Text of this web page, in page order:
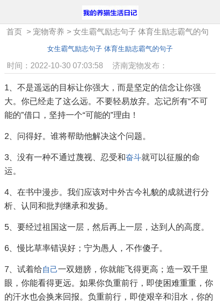
首页 > 宠物寄养 >女生霸气励志句子 体育生励志霸气的句
女生霸气励志句子 体育生励志霸气的句子
时间：2022-10-30 07:03:58 济南宠物发布：
1、不是遥远的目标让你强大，而是坚定的信念让你强
大。你已经走了这么远。不要轻易放弃。忘记所有“不可
能的”借口，坚持一个“可能的”理由！
2、问得好。谁将帮助他解决这个问题。
3、没有一种不通过蔑视、忍受和奋斗就可以征服的命
运。
4、在书中漫步。我们应该对中外古今礼貌的成就进行分
析、认同和批判继承和发扬。
5、要经过祖国这一层，然后再上一层，达到人的高度。
6、慢比草率错误好；宁为愚人，不作傻子。
7、试着给自己一双翅膀，你就能飞得更高；造一双千里
眼，你能看得更远。如果你负重前行，即使困难重重，你
的汗水也会换来回报。负重前行，即使艰辛和泪水，你的